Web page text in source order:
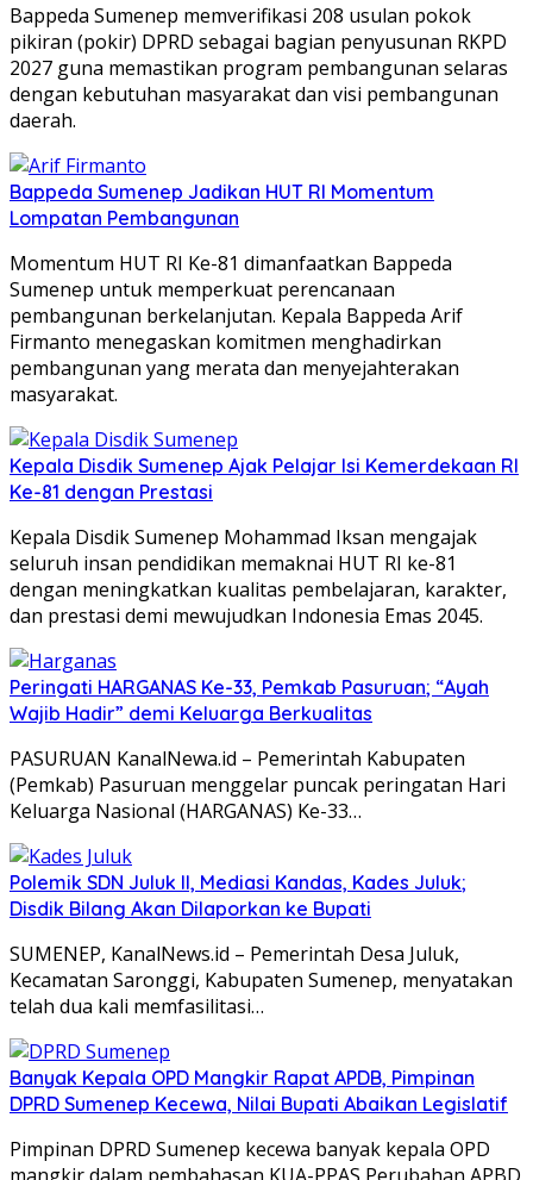
Bappeda Sumenep memverifikasi 208 usulan pokok
pikiran (pokir) DPRD sebagai bagian penyusunan RKPD
2027 guna memastikan program pembangunan selaras
dengan kebutuhan masyarakat dan visi pembangunan
daerah.
Bappeda Sumenep Jadikan HUT RI Momentum
Lompatan Pembangunan
Momentum HUT RI Ke-81 dimanfaatkan Bappeda
Sumenep untuk memperkuat perencanaan
pembangunan berkelanjutan. Kepala Bappeda Arif
Firmanto menegaskan komitmen menghadirkan
pembangunan yang merata dan menyejahterakan
masyarakat.
Kepala Disdik Sumenep Ajak Pelajar Isi Kemerdekaan RI
Ke-81 dengan Prestasi
Kepala Disdik Sumenep Mohammad Iksan mengajak
seluruh insan pendidikan memaknai HUT RI ke-81
dengan meningkatkan kualitas pembelajaran, karakter,
dan prestasi demi mewujudkan Indonesia Emas 2045.
Peringati HARGANAS Ke-33, Pemkab Pasuruan; “Ayah
Wajib Hadir” demi Keluarga Berkualitas
PASURUAN KanalNewa.id – Pemerintah Kabupaten
(Pemkab) Pasuruan menggelar puncak peringatan Hari
Keluarga Nasional (HARGANAS) Ke-33…
Polemik SDN Juluk II, Mediasi Kandas, Kades Juluk;
Disdik Bilang Akan Dilaporkan ke Bupati
SUMENEP, KanalNews.id – Pemerintah Desa Juluk,
Kecamatan Saronggi, Kabupaten Sumenep, menyatakan
telah dua kali memfasilitasi…
Banyak Kepala OPD Mangkir Rapat APDB, Pimpinan
DPRD Sumenep Kecewa, Nilai Bupati Abaikan Legislatif
Pimpinan DPRD Sumenep kecewa banyak kepala OPD